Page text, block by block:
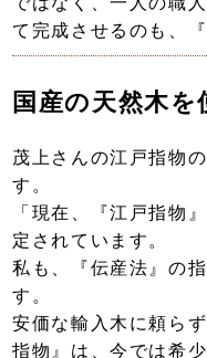
て完成させるのも、
国産の天然木を
茂上さんの江戸指物
す。
「現在、『江戸指物
定されています。
私も、『伝産法』の
す。
安価な輸入木に頼ら
指物』は、今では希